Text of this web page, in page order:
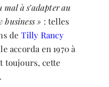
à s’adapter au
business » : telles
de Tilly Rancy
accorda en 1970 à
toujours, cette